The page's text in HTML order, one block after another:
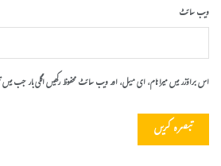
ویب‌ سائٹ
اس براؤزر میں میرا نام، ای میل، اور ویب سائٹ محفوظ رکھیں اگلی بار جب